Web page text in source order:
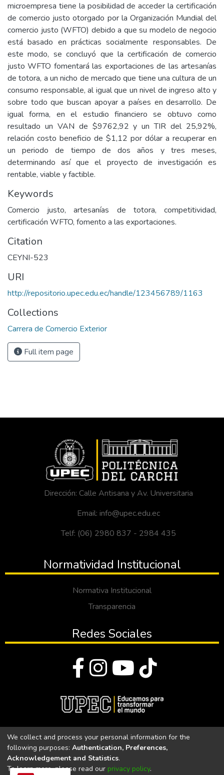
microempresa tiene la posibilidad de acceder la certificación
de comercio justo otorgado por la Organización Mundial del
comercio justo (WFTO) debido a que su modelo de negocio
está basado en prácticas socialmente responsables. De
este modo, se concluyó que la certificación de comercio
justo WFTO fomentará las exportaciones de las artesanías
de totora, a un nicho de mercado que tiene una cultura de un
consumo responsable, al igual que un nivel de ingreso alto y
sobre todo que buscan apoyar a países en desarrollo. De
igual forma, en el estudio financiero se obtuvo como
resultado un VAN de $9762,92 y un TIR del 25,92%,
relación costo beneficio de $1,12 por dólar a recuperar en
un periodo de tiempo de dos años y tres meses,
determinando así que el proyecto de investigación es
rentable, viable y factible.
Keywords
Comercio justo, artesanías de totora, competitividad,
certificación WFTO, fomento a las exportaciones.
Citation
CEYNI-523
URI
http://repositorio.upec.edu.ec/handle/123456789/1163
Collections
Carrera de Comercio Exterior
Full item page
Dirección: Calle Antisana y Av. Universitaria
Email: info@upec.edu.ec
Telf: (06) 2980 837 - 2984 435
Normatividad Institucional
Normativa Institucional
Transparencia
Redes Sociales
Universidad Politécnica Estatal del Carchi
We collect and process your personal information for the
following purposes: Authentication, Preferences,
Acknowledgement and Statistics.
To learn more, please read our privacy policy.